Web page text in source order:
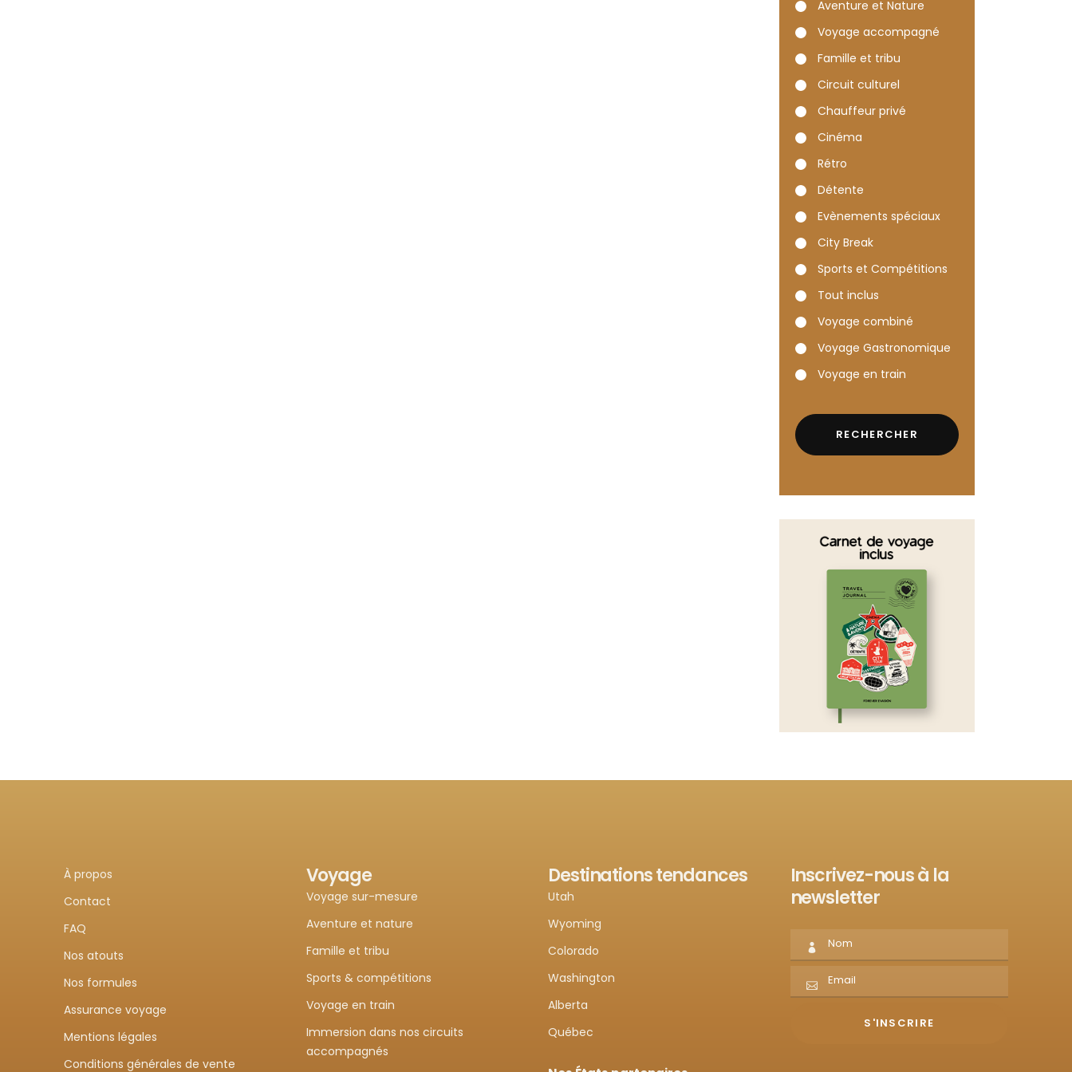
Aventure et Nature
Voyage accompagné
Famille et tribu
Circuit culturel
Chauffeur privé
Cinéma
Rétro
Détente
Evènements spéciaux
City Break
Sports et Compétitions
Tout inclus
Voyage combiné
Voyage Gastronomique
Voyage en train
À propos
Contact
FAQ
Nos atouts
Nos formules
Assurance voyage
Mentions légales
Conditions générales de vente
Voyage
Voyage sur-mesure
Aventure et nature
Famille et tribu
Sports & compétitions
Voyage en train
Immersion dans nos circuits
accompagnés
Destinations tendances
Utah
Wyoming
Colorado
Washington
Alberta
Québec
Inscrivez-nous à la
newsletter